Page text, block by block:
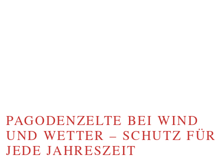
PAGODENZELTE BEI WIND
UND WETTER – SCHUTZ FÜR
JEDE JAHRESZEIT